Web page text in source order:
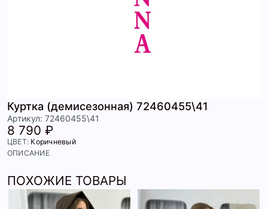
Куртка (демисезонная) 72460455\41
Артикул: 72460455\41
8 790 ₽
ЦВЕТ: Коричневый
ОПИСАНИЕ
ПОХОЖИЕ ТОВАРЫ